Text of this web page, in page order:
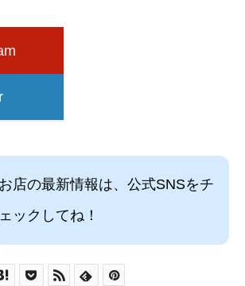
お店の最新情報は、公式SNSをチ
ェックしてね！